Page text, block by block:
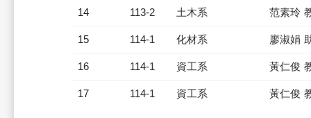
14 113-2 土木系 范素玲
15 114-1 化材系 廖淑娟
16 114-1 資工系 黃仁俊
17 114-1 資工系 黃仁俊